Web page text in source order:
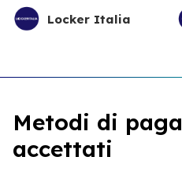
Locker Italia
Metodi di
accettati